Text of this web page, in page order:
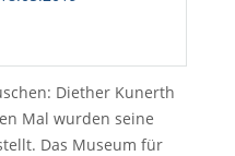
Diether Kunerth
Mal wurden seine
Das Museum für